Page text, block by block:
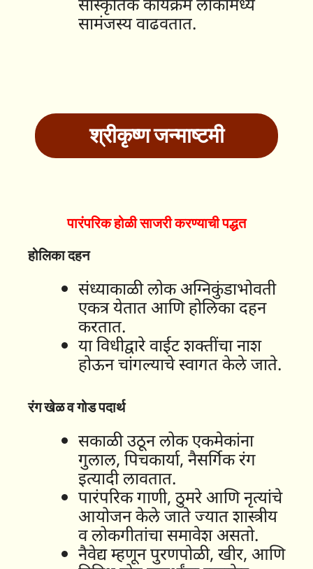
सामंजस्य वाढवतात.
श्रीकृष्ण जन्माष्टमी
पारंपरिक होळी साजरी करण्याची पद्धत
होलिका दहन
संध्याकाळी लोक अग्निकुंडाभोवती
एकत्र येतात आणि होलिका दहन
करतात.
या विधीद्वारे वाईट शक्तींचा नाश
होऊन चांगल्याचे स्वागत केले जाते.
रंग खेळ व गोड पदार्थ
सकाळी उठून लोक एकमेकांना
गुलाल, पिचकार्या, नैसर्गिक रंग
इत्यादी लावतात.
पारंपरिक गाणी, ठुमरे आणि नृत्यांचे
आयोजन केले जाते ज्यात शास्त्रीय
व लोकगीतांचा समावेश असतो.
नैवेद्य म्हणून पुरणपोळी, खीर, आणि